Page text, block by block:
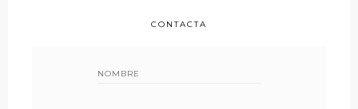
CONTACTA